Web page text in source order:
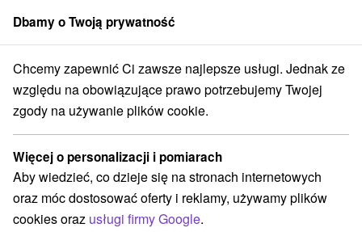
członek grupySorger
Chaty na prenájom Stredné Slovensko Žilinský kraj Vitanová
Najtańsze chaty na prenájom
Vitanová
Kategorie
Wszystkie kategorie
Hotele na Slovacji
Dbamy o Twoją prywatność
Chcemy zapewnić Ci zawsze najlepsze usługi. Jednak ze
względu na obowiązujące prawo potrzebujemy Twojej
zgody na używanie plików cookie.
Więcej o personalizacji i pomiarach
Aby wiedzieć, co dzieje się na stronach internetowych
oraz móc dostosować oferty i reklamy, używamy plików
cookies oraz usługi firmy Google.